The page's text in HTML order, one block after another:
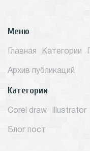
Меню
Главная Категории
Архив публикаций
Категории
Corel draw Illustrator
Блог пост